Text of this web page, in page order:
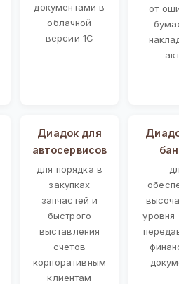
документами в
облачной
версии 1С
от
Диадок для
автосервисов
для порядка в
закупках
запчастей и
быстрого
выставления
счетов
корпоративным
клиентам
уровня